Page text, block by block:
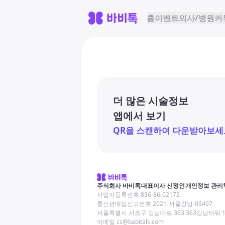
홈이벤트의사/병원커
더 많은 시술정보
앱에서 보기
QR을 스캔하여 다운받아보세
주식회사 바비톡대표이사 신정인개인정보 관리
사업자등록번호 836-86-02172
통신판매업신고번호 2021-서울강남-03497
서울특별시 서초구 강남대로 363 363강남타워
이메일 cs@babitalk.com